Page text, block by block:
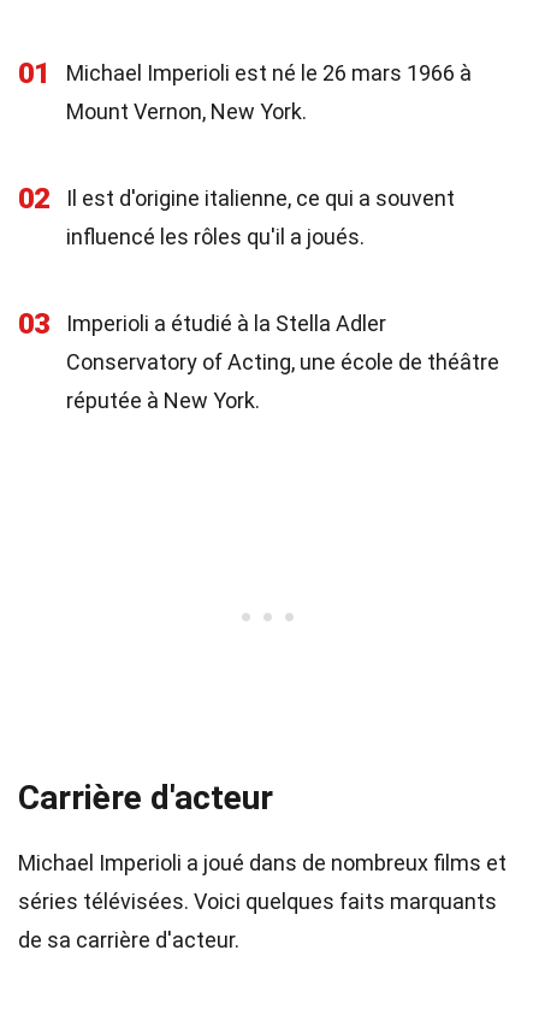
01
Michael Imperioli est né le 26 mars 1966 à
Mount Vernon, New York.
02
Il est d'origine italienne, ce qui a souvent
influencé les rôles qu'il a joués.
03
Imperioli a étudié à la Stella Adler
Conservatory of Acting, une école de théâtre
réputée à New York.
Carrière d'acteur
Michael Imperioli a joué dans de nombreux films et
séries télévisées. Voici quelques faits marquants
de sa carrière d'acteur.